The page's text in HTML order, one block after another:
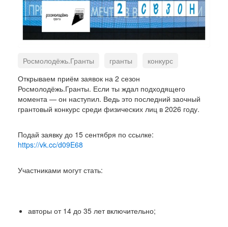
Росмолодёжь.Гранты гранты
конкурс
заявка
проект
Открываем приём заявок на 2 сезон
Росмолодёжь.Гранты. Если ты ждал подходящего
момента — он наступил. Ведь это последний заочный
грантовый конкурс среди физических лиц в 2026 году.
Подай заявку до 15 сентября по ссылке:
https://vk.cc/d09E68
Участниками могут стать:
авторы от 14 до 35 лет включительно;